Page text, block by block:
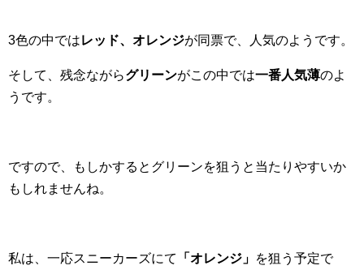
3色の中ではレッド、オレンジが同票で、人気のようです。
そして、残念ながらグリーンがこの中では一番人気薄のよ
うです。
ですので、もしかするとグリーンを狙うと当たりやすいか
もしれませんね。
私は、一応スニーカーズにて 「オレンジ」
を狙う予定で